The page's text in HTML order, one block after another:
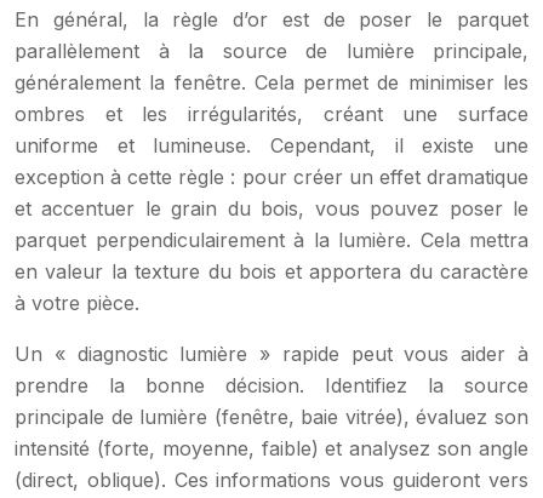
En général, la règle d’or est de poser le parquet
parallèlement à la source de lumière principale,
généralement la fenêtre. Cela permet de minimiser les
ombres et les irrégularités, créant une surface
uniforme et lumineuse. Cependant, il existe une
exception à cette règle : pour créer un effet dramatique
et accentuer le grain du bois, vous pouvez poser le
parquet perpendiculairement à la lumière. Cela mettra
en valeur la texture du bois et apportera du caractère
à votre pièce.
Un « diagnostic lumière » rapide peut vous aider à
prendre la bonne décision. Identifiez la source
principale de lumière (fenêtre, baie vitrée), évaluez son
intensité (forte, moyenne, faible) et analysez son angle
(direct, oblique). Ces informations vous guideront vers